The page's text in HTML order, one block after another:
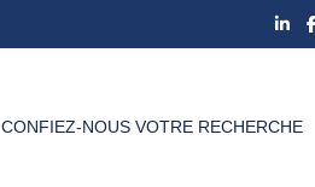
CONFIEZ-NOUS VOTRE RECHERCHE